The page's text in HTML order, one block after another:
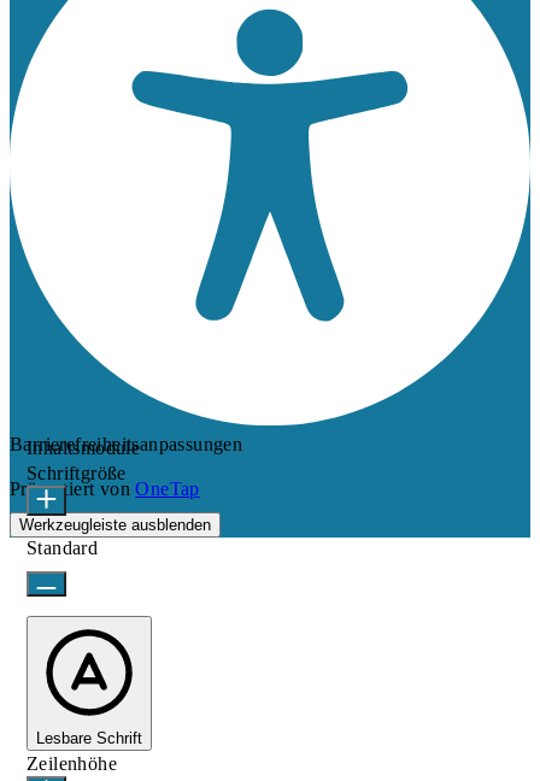
Barrierefreiheitsanpassungen
Präsentiert vonOneTap
Werkzeugleiste ausblenden
Inhaltsmodule
Schriftgröße
Standard
Lesbare Schrift
Zeilenhöhe